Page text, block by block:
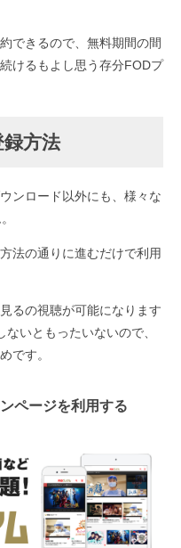
できるので、無料期間の間
けるもよし思う存分FODプ
方法
ンロード以外にも、様々な
法の通りに進むだけで利用
るの視聴が可能になります
いともったいないので、
です。
ページを利用する